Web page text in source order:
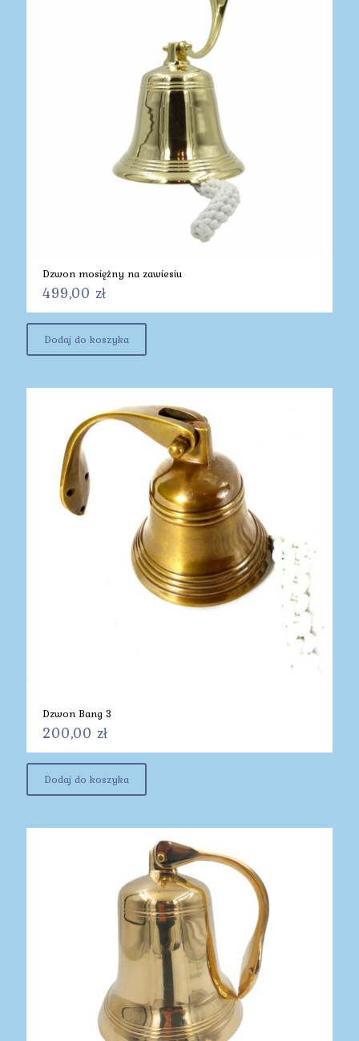
Dzwon mosiężny na zawiesiu
499,00 zł
Dodaj do koszyka
Dzwon Bang 3
200,00 zł
Dodaj do koszyka